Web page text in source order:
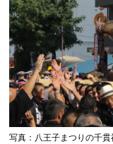
写真：八王子まつりの千貫